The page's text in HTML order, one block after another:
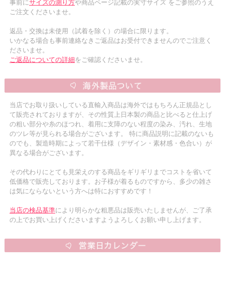
事前にサイズの測り方や商品ページ記載の実寸サイズ をご参照のうえ
ご注文くださいませ。
返品・交換は未使用（試着を除く）の場合に限ります。
いかなる場合も事前連絡なきご返品はお受付できませんのでご注意く
ださいませ。
ご返品についての詳細をご確認くださいませ。
当店でお取り扱いしている直輸入商品は海外ではもちろん正規品とし
て販売されておりますが、その性質上日本製の商品と比べると仕上げ
の粗い部分や糸のほつれ、着用に支障のない程度の染み、汚れ、生地
のツレ等が見られる場合がございます。 特に商品説明に記載のないも
のでも、製造時期によって若干仕様（デザイン・素材感・色合い）が
異なる場合がございます。
その代わりにとても見栄えのする商品をギリギリまでコストを省いて
低価格で販売しております。お子様が着るものですから、多少の雑さ
は気にならないという方へは特におすすめです！
当店の検品基準により明らかな粗悪品は販売いたしませんが、ご了承
の上でお買い上げくださいますようよろしくお願い申し上げます。